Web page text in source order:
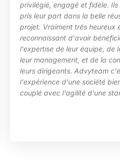
privilégié, engagé et fidèle. Ils
pris leur part dans la belle
projet. Vraiment très heureux et
reconnaissant d'avoir bénéficier
l'expertise de leur équipe, de la
leur management, et de la
leurs dirigeants. Advyteam
l'expérience d'une société bien
couplé avec l'agilité d'une